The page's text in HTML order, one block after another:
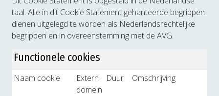
taal. Alle in dit Cookie Statement gehanteerde begrippen
dienen uitgelegd te worden als Nederlandsrechtelijke
begrippen en in overeenstemming met de AVG.
Functionele cookies
Naam cookie
Extern
domein
Duur Omschrijving